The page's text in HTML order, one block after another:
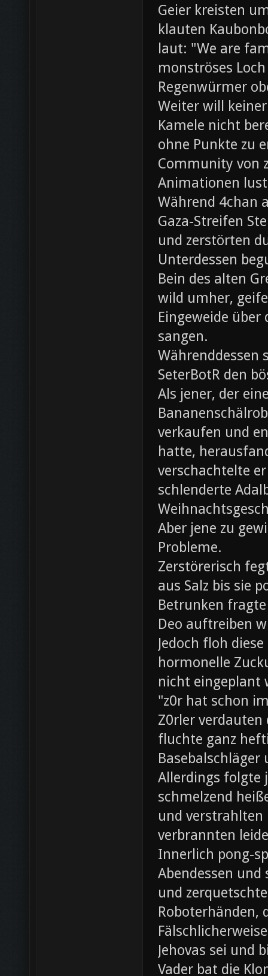
Geier kreisten
klauten
laut: "We are
monströses
Regenwürmer
Weiter will
Kamele nicht
ohne Punkte zu
Community von
Animationen
Während 4chan
Gaza-Streifen
und zerstörten
Unterdessen
Bein des alten
wild umher,
Eingeweide
sangen.
Währenddessen
SeterBotR den
Als jener, der
verkaufen und
hatte,
verschachtelte
schlenderte
Aber jene zu
Probleme.
Zerstörerisch
aus Salz bis sie
Betrunken
Deo auftreiben
Jedoch floh
hormonelle
nicht eingeplant
"z0r hat schon
Z0rler
fluchte ganz
Allerdings folgte
schmelzend
und verstrahlten
verbrannten
Innerlich pong-
Abendessen
und
Roboterhänden,
Jehovas sei und
Vader bat die